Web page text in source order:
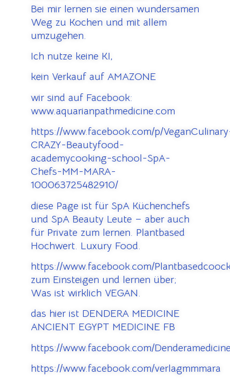
Bei mir lernen sie einen wundersamen
Weg zu Kochen und mit allem
umzugehen.
Ich nutze keine KI,
kein Verkauf auf AMAZONE
wir sind auf Facebook:
www.aquarianpathmedicine.com
https://www.facebook.com/p/
CRAZY-Beautyfood-
academycooking-school-SpA-
Chefs-MM-MARA-
100063725482910/
diese Page ist für SpA Küchenchefs
und SpA Beauty Leute – aber auch
für Private zum lernen. Plantbased
Hochwert. Luxury Food.
https://www.facebook.com/
zum Einsteigen und lernen über;
Was ist wirklich VEGAN.
das hier ist DENDERA MEDICINE
ANCIENT EGYPT MEDICINE FB
https://www.facebook.com/
https://www.facebook.com/verlagmmmara